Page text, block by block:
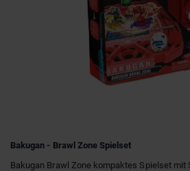
Bakugan - Brawl Zone Spielset
Bakugan Brawl Zone kompaktes Spielset mit